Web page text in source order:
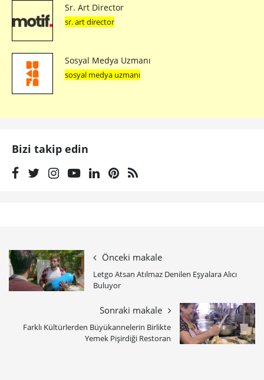
Sr. Art Director
sr. art director
Sosyal Medya Uzmanı
sosyal medya uzmanı
Bizi takip edin
Önceki makale
Letgo Atsan Atılmaz Denilen Eşyalara Alıcı
Buluyor
Sonraki makale
Farklı Kültürlerden Büyükannelerin Birlikte
Yemek Pişirdiği Restoran